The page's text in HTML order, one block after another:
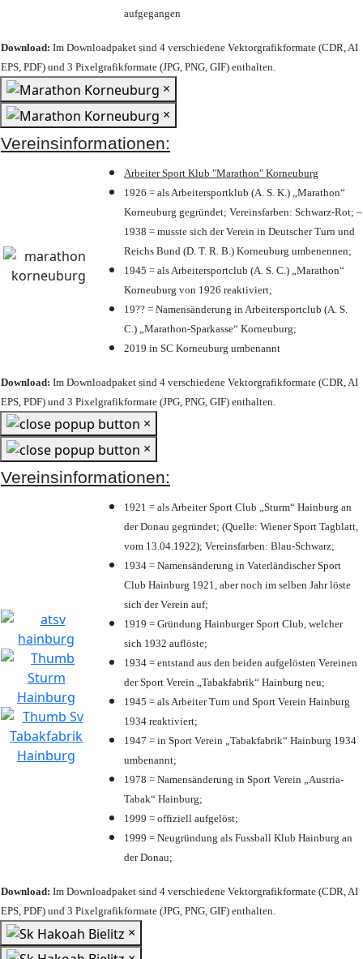
aufgegangen
Download: Im Downloadpaket sind 4 verschiedene Vektorgrafikformate (CDR, AI
EPS, PDF) und 3 Pixelgrafikformate (JPG, PNG, GIF) enthalten.
×
×
Vereinsinformationen:
Arbeiter Sport Klub "Marathon" Korneuburg
1926 = als Arbeitersportklub (A. S. K.) „Marathon“
Korneuburg gegründet; Vereinsfarben: Schwarz-Rot; –
1938 = musste sich der Verein in Deutscher Turn und
Reichs Bund (D. T. R. B.) Korneuburg umbenennen;
1945 = als Arbeitersportclub (A. S. C.) „Marathon“
Korneuburg von 1926 reaktiviert;
19?? = Namensänderung in Arbeitersportclub (A. S.
C.) „Marathon-Sparkasse“ Korneuburg;
2019 in SC Korneuburg umbenannt
Download: Im Downloadpaket sind 4 verschiedene Vektorgrafikformate (CDR, AI
EPS, PDF) und 3 Pixelgrafikformate (JPG, PNG, GIF) enthalten.
×
×
Vereinsinformationen:
1921 = als Arbeiter Sport Club „Sturm“ Hainburg an
der Donau gegründet; (Quelle: Wiener Sport Tagblatt,
vom 13.04.1922); Vereinsfarben: Blau-Schwarz;
1934 = Namensänderung in Vaterländischer Sport
Club Hainburg 1921, aber noch im selben Jahr löste
sich der Verein auf;
1919 = Gründung Hainburger Sport Club, welcher
sich 1932 auflöste;
1934 = entstand aus den beiden aufgelösten Vereinen
der Sport Verein „Tabakfabrik“ Hainburg neu;
1945 = als Arbeiter Turn und Sport Verein Hainburg
1934 reaktiviert;
1947 = in Sport Verein „Tabakfabrik“ Hainburg 1934
umbenannt;
1978 = Namensänderung in Sport Verein „Austria-
Tabak“ Hainburg;
1999 = offiziell aufgelöst;
1999 = Neugründung als Fussball Klub Hainburg an
der Donau;
Download: Im Downloadpaket sind 4 verschiedene Vektorgrafikformate (CDR, AI
EPS, PDF) und 3 Pixelgrafikformate (JPG, PNG, GIF) enthalten.
×